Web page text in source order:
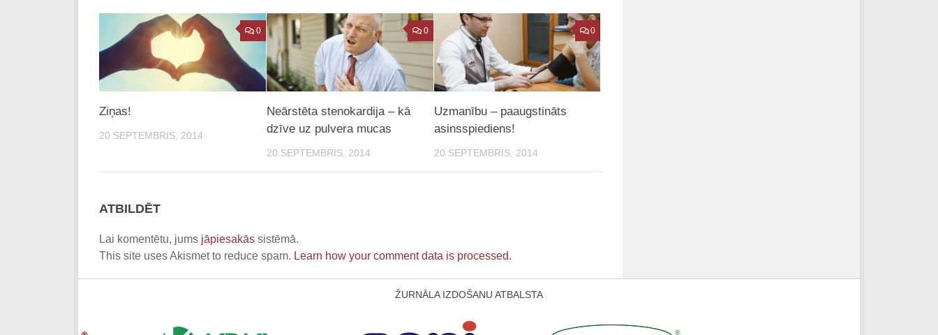
0
Ziņas!
20 SEPTEMBRIS, 2014
0
Neārstēta stenokardija – kā
dzīve uz pulvera mucas
20 SEPTEMBRIS, 2014
0
Uzmanību – paaugstināts
asinsspiediens!
20 SEPTEMBRIS, 2014
ATBILDĒT
Lai komentētu, jums jāpiesakās sistēmā.
This site uses Akismet to reduce spam. Learn how your comment data is processed.
ŽURNĀLA IZDOŠANU ATBALSTA